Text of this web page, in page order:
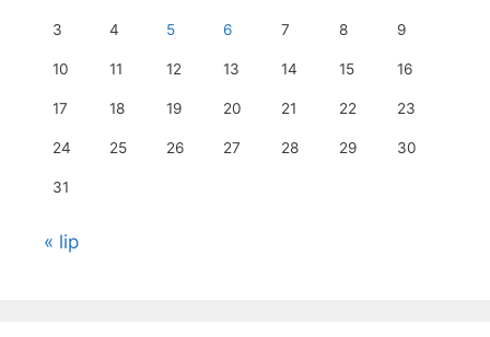
3 4 5 6 7 8 9
10 11 12 13 14 15 16
17 18 19 20 21 22 23
24 25 26 27 28 29 30
31
« lip